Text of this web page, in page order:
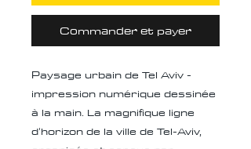
Commander et payer
Paysage urbain de Tel Aviv -
impression numérique dessinée
à la main. La magnifique ligne
d'horizon de la ville de Tel-Aviv,